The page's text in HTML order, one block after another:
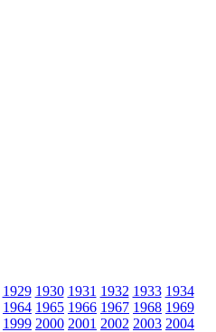
1929 1930 1931 1932 1933 1934
1964 1965 1966 1967 1968 1969
1999 2000 2001 2002 2003 2004